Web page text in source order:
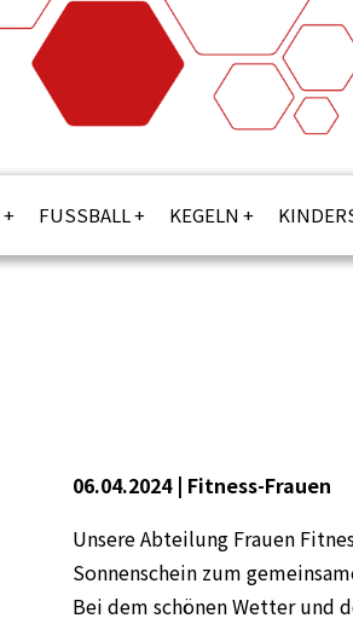
FUSSBALL KEGELN
06.04.2024 | Fitness-Frauen
Unsere Abteilung Frauen
Sonnenschein zum
Bei dem schönen Wetter und